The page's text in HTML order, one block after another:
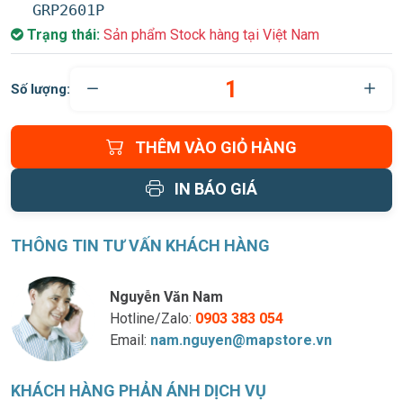
GRP2601P
Trạng thái: Sản phẩm Stock hàng tại Việt Nam
Số lượng:
THÊM VÀO GIỎ HÀNG
IN BÁO GIÁ
THÔNG TIN TƯ VẤN KHÁCH HÀNG
Nguyễn Văn Nam
Hotline/Zalo: 0903 383 054
Email: nam.nguyen@mapstore.vn
KHÁCH HÀNG PHẢN ÁNH DỊCH VỤ